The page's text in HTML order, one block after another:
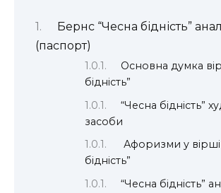
Бернс “Чесна бідність”
(паспорт)
Основна думка
бідність”
“Чесна бідність”
засоби
Афоризми у вірші
бідність”
“Чесна бідність”